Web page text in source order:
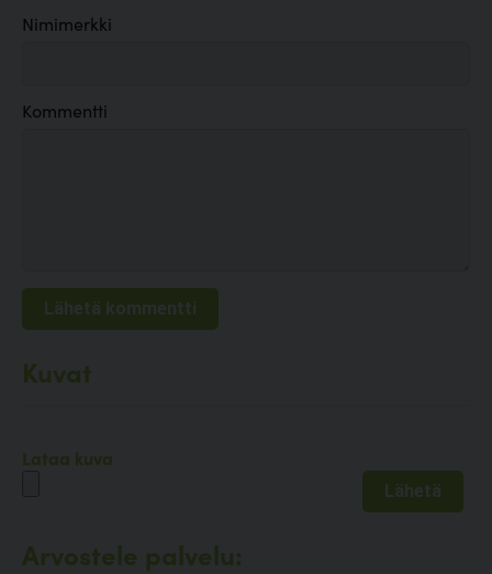
Nimimerkki
Kommentti
Kuvat
Lataa kuva
Arvostele palvelu: